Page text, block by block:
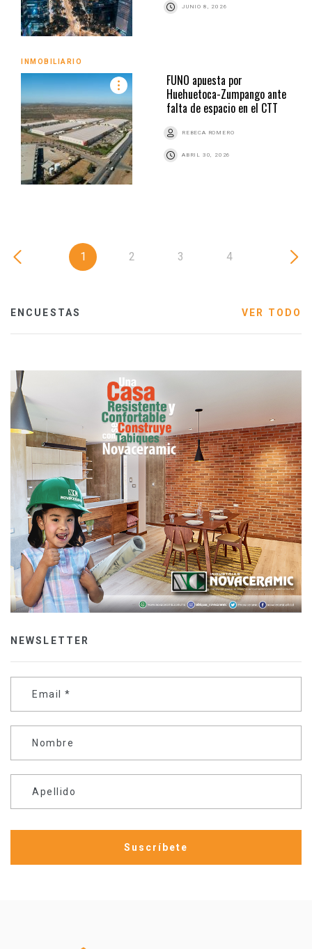
JUNIO 8, 2026
INMOBILIARIO
FUNO apuesta por
Huehuetoca-Zumpango ante
falta de espacio en el CTT
REBECA ROMERO
ABRIL 30, 2026
1 2 3 4
ENCUESTAS VER TODO
NEWSLETTER
Email *
Nombre
Apellido